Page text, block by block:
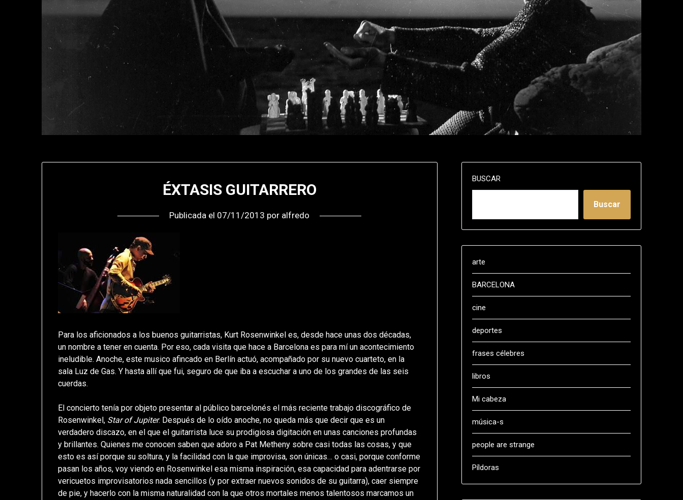
ÉXTASIS GUITARRERO
Publicada el 07/11/2013 por alfredo
Para los aficionados a los buenos guitarristas, Kurt Rosenwinkel es, desde hace unas dos décadas,
un nombre a tener en cuenta. Por eso, cada visita que hace a Barcelona es para mí un acontecimiento
ineludible. Anoche, este musico afincado en Berlín actuó, acompañado por su nuevo cuarteto, en la
sala Luz de Gas. Y hasta allí que fui, seguro de que iba a escuchar a uno de los grandes de las seis
cuerdas.
El concierto tenía por objeto presentar al público barcelonés el más reciente trabajo discográfico de
Rosenwinkel, Star of Jupiter. Después de lo oído anoche, no queda más que decir que es un
verdadero discazo, en el que el guitarrista luce su prodigiosa digitación en unas canciones profundas
y brillantes. Quienes me conocen saben que adoro a Pat Metheny sobre casi todas las cosas, y que
esto es así porque su soltura, y la facilidad con la que improvisa, son únicas… o casi, porque conforme
pasan los años, voy viendo en Rosenwinkel esa misma inspiración, esa capacidad para adentrarse por
vericuetos improvisatorios nada sencillos (y por extraer nuevos sonidos de su guitarra), caer siempre
de pie, y hacerlo con la misma naturalidad con la que otros mortales menos talentosos marcamos un
BUSCAR
Buscar
arte
BARCELONA
cine
deportes
frases célebres
libros
Mi cabeza
música-s
people are strange
Píldoras